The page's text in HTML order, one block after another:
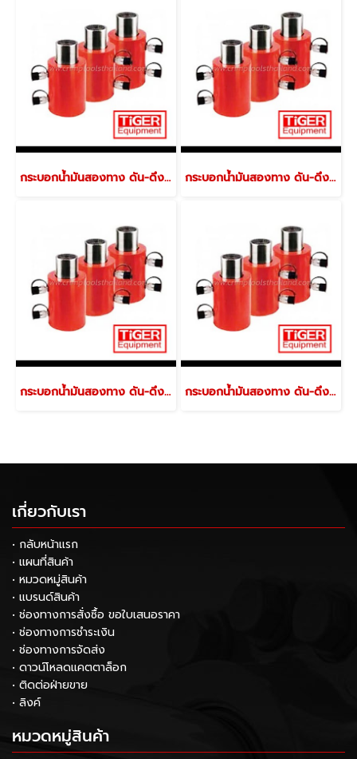
กระบอกน้ำมันสองทาง ดัน-ดึง (ไม่มีกลียวปลายกระบอก) รุ่น EDX-508 กระบอกน้ำมันสองทาง ดัน-ดึง (ไม่มีกลียวปลายกระบอก) รุ่น EDX-506
กระบอกน้ำมันสองทาง ดัน-ดึง (ไม่มีกลียวปลายกระบอก) รุ่น EDX-502 กระบอกน้ำมันสองทาง ดัน-ดึง (ไม่มีกลียวปลายกระบอก) รุ่น EDX-504
เกี่ยวกับเรา
• กลับหน้าแรก
• แผนที่สินค้า
• หมวดหมู่สินค้า
• แบรนด์สินค้า
• ช่องทางการสั่งซื้อ ขอใบเสนอราคา
• ช่องทางการชำระเงิน
• ช่องทางการจัดส่ง
• ดาวน์โหลดแคตตาล็อก
• ติดต่อฝ่ายขาย
• ลิงค์
หมวดหมู่สินค้า